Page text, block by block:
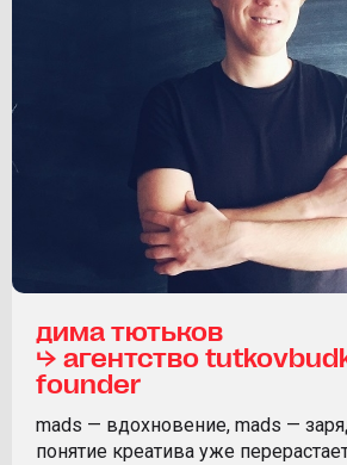
дима тютьков
⮡ агентство
founder
mads — вдохновение, mads —
понятие креатива уже